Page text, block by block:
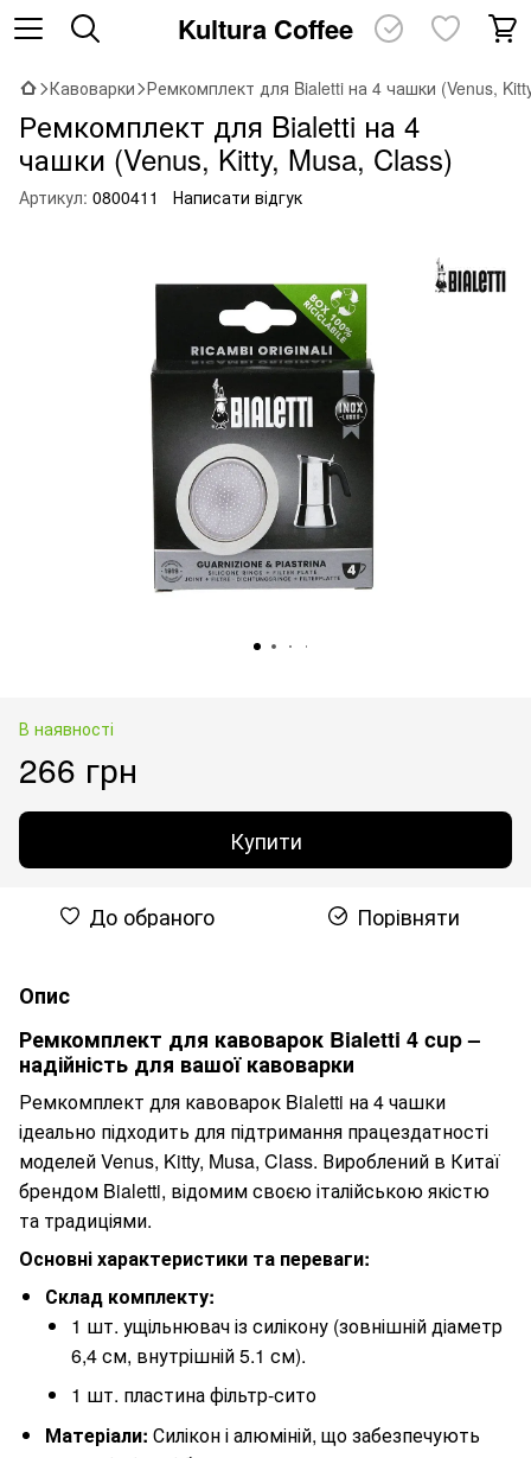
Kultura Coffee
Кавоварки Ремкомплект для Bialetti на 4 чашки (Venus,
Ремкомплект для Bialetti на 4
чашки (Venus, Kitty, Musa, Class)
Артикул: 0800411 Написати відгук
В наявності
266 грн
Купити
До обраного Порівняти
Опис
Ремкомплект для кавоварок Bialetti 4 cup –
надійність для вашої кавоварки
Ремкомплект для кавоварок Bialetti на 4 чашки
ідеально підходить для підтримання працездатності
моделей Venus, Kitty, Musa, Class. Вироблений в Китаї
брендом Bialetti, відомим своєю італійською якістю
та традиціями.
Основні характеристики та переваги:
Склад комплекту:
1 шт. ущільнювач із силікону (зовнішній діаметр
6,4 см, внутрішній 5.1 см).
1 шт. пластина фільтр-сито
Матеріали: Силікон і алюміній, що забезпечують